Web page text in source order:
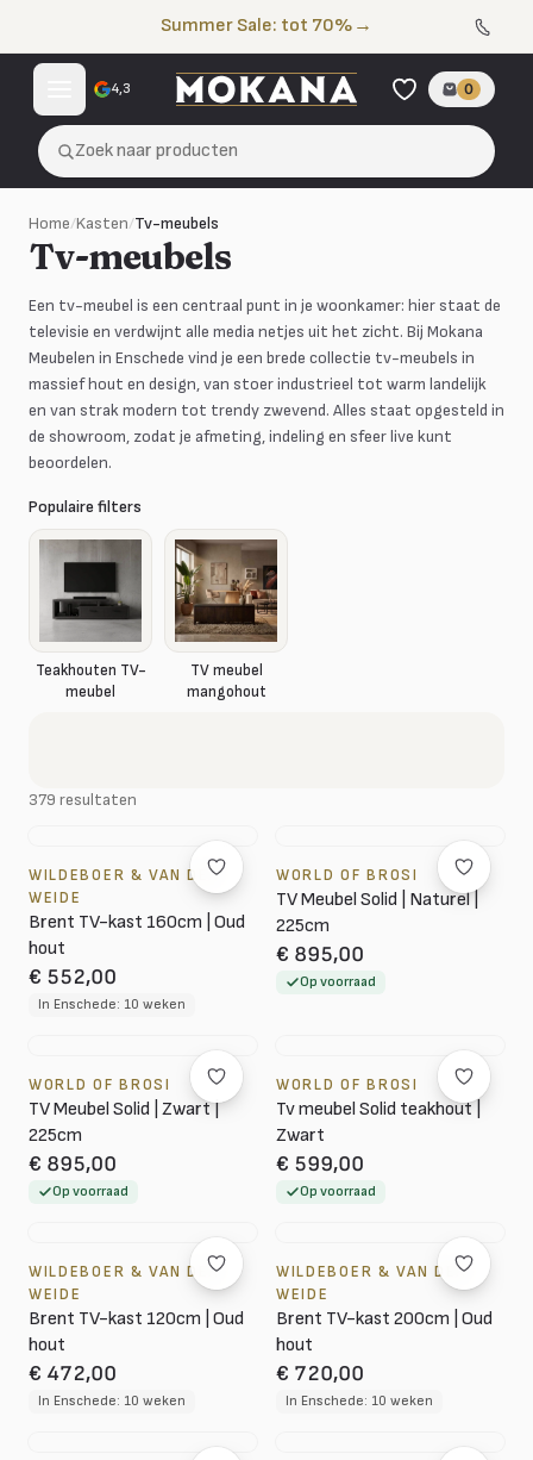
Summer Sale: tot 70% →
4,3 0
Zoek naar producten
Home/Kasten/Tv-meubels
Tv-meubels
Een tv-meubel is een centraal punt in je woonkamer: hier staat de
televisie en verdwijnt alle media netjes uit het zicht. Bij Mokana
Meubelen in Enschede vind je een brede collectie tv-meubels in
massief hout en design, van stoer industrieel tot warm landelijk
en van strak modern tot trendy zwevend. Alles staat opgesteld in
de showroom, zodat je afmeting, indeling en sfeer live kunt
beoordelen.
Populaire filters
Teakhouten TV-
meubel
TV meubel
mangohout
379 resultaten
WILDEBOER & VAN DER
WEIDE
Brent TV-kast 160cm | Oud
hout
€ 552,00
In Enschede: 10 weken
WORLD OF BROSI
TV Meubel Solid | Naturel |
225cm
€ 895,00
Op voorraad
WORLD OF BROSI
TV Meubel Solid | Zwart |
225cm
€ 895,00
Op voorraad
WORLD OF BROSI
Tv meubel Solid teakhout |
Zwart
€ 599,00
Op voorraad
WILDEBOER & VAN DER
WEIDE
Brent TV-kast 120cm | Oud
hout
€ 472,00
In Enschede: 10 weken
WILDEBOER & VAN DER
WEIDE
Brent TV-kast 200cm | Oud
hout
€ 720,00
In Enschede: 10 weken